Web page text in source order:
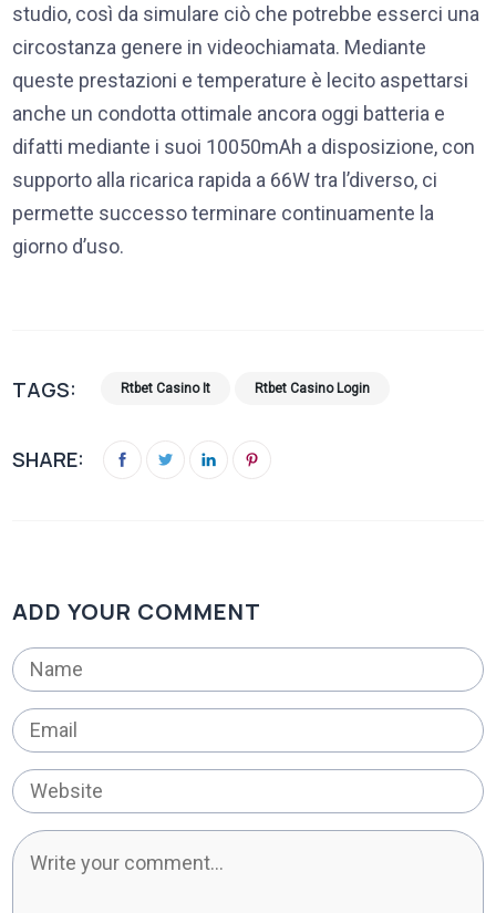
studio, così da simulare ciò che potrebbe esserci una
circostanza genere in videochiamata. Mediante
queste prestazioni e temperature è lecito aspettarsi
anche un condotta ottimale ancora oggi batteria e
difatti mediante i suoi 10050mAh a disposizione, con
supporto alla ricarica rapida a 66W tra l’diverso, ci
permette successo terminare continuamente la
giorno d’uso.
TAGS: Rtbet Casino It Rtbet Casino Login
SHARE:
ADD YOUR COMMENT